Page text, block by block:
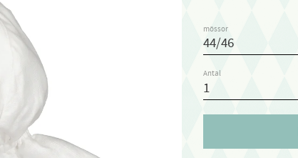
mössor
Antal